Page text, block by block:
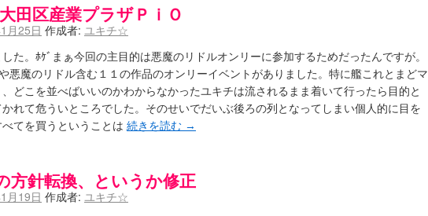
田区産業プラザＰｉＯ
月25日 作成者: ユキチ☆
た。ﾎｹﾞまぁ今回の主目的は悪魔のリドルオンリーに参加するためだったんですが。
悪魔のリドル含む１１の作品のオンリーイベントがありました。特に艦これとまどマ
どこを並べばいいのかわからなかったユキチは流されるまま着いて行ったら目的と
れて危ういところでした。そのせいでだいぶ後ろの列となってしまい個人的に目を
てを買うということは 続きを読む →
方針転換、というか修正
月19日 作成者: ユキチ☆